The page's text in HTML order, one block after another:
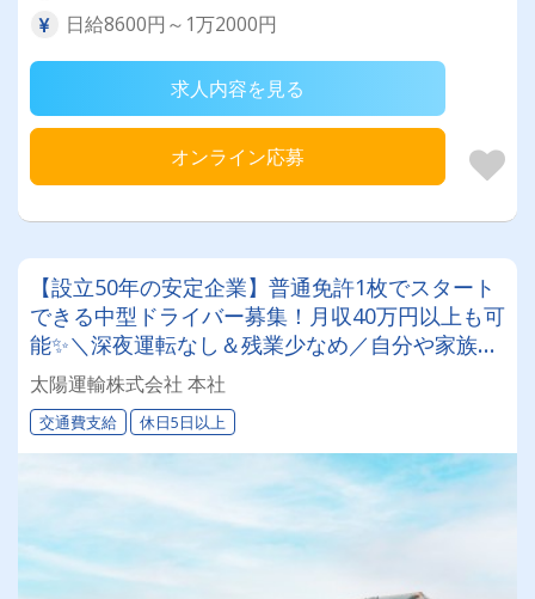
日給8600円～1万2000円
求人内容を見る
オンライン応募
【設立50年の安定企業】普通免許1枚でスタート
できる中型ドライバー募集！月収40万円以上も可
能✨＼深夜運転なし＆残業少なめ／自分や家族と
の時間を大切にしながら働けます♪ ★一人一台の
専用車両
太陽運輸株式会社 本社
交通費支給 休日5日以上